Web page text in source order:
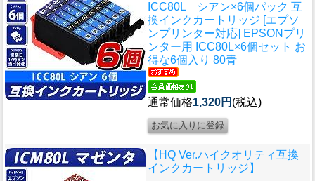
ICC80L シアン×6個パック 互
換インクカートリッジ [エプソ
ンプリンター対応] EPSONプリ
ンター用 ICC80L×6個セット お
得な6個入り 80青
通常価格1,320円 (税込)
【HQ Ver.ハイクオリティ互換
インクカートリッジ】